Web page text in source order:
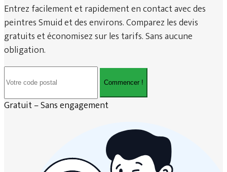
Entrez facilement et rapidement en contact avec des
peintres Smuid et des environs. Comparez les devis
gratuits et économisez sur les tarifs. Sans aucune
obligation.
Commencer !
Gratuit – Sans engagement